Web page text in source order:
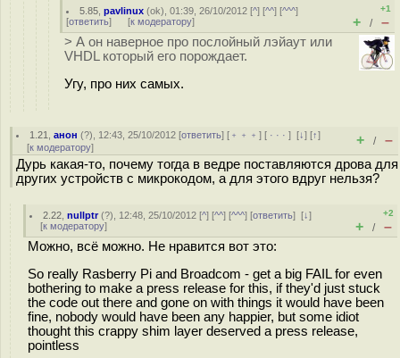
5.85 ,pavlinux (ok), 01:39, 26/10/2012 [^] [^^] [^^^]
[ответить] [к модератору]
+1
+ / –
> А он наверное про послойный лэйаут или
VHDL который его порождает.
Угу, про них самых.
1.21 ,анон (?), 12:43, 25/10/2012 [ответить] [ ﹢﹢﹢] [ · · ·][↓] [↑]
[к модератору] + / –
Дурь какая-то, почему тогда в ведре поставляются дрова для
других устройств с микрокодом, а для этого вдруг нельзя?
2.22 ,nullptr(?), 12:48, 25/10/2012 [^] [^^] [^^^] [ответить][↓]
[к модератору]
+2
+ / –
Можно, всё можно. Не нравится вот это:
So really Rasberry Pi and Broadcom - get a big FAIL for even
bothering to make a press release for this, if they'd just stuck
the code out there and gone on with things it would have been
fine, nobody would have been any happier, but some idiot
thought this crappy shim layer deserved a press release,
pointless